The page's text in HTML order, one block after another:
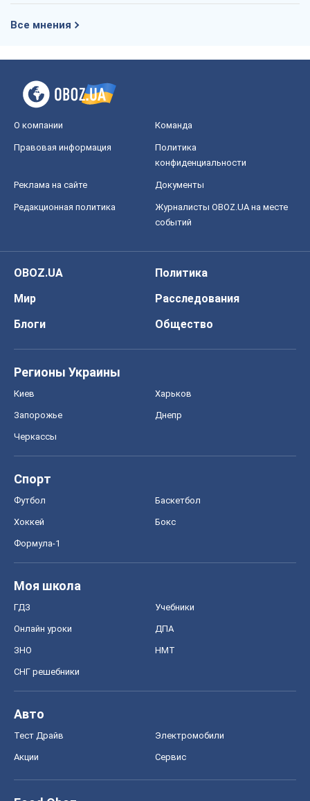
Все мнения
О компании Команда
Правовая информация
Политика
конфиденциальности
Реклама на сайте Документы
Редакционная политика
Журналисты OBOZ.UA на месте
событий
OBOZ.UA
Политика
Мир
Расследования
Блоги
Общество
Регионы Украины
Киев Харьков
Запорожье Днепр
Черкассы
Спорт
Футбол Баскетбол
Хоккей Бокс
Формула-1
Моя школа
ГДЗ Учебники
Онлайн уроки ДПА
ЗНО НМТ
СНГ решебники
Авто
Тест Драйв Электромобили
Акции Сервис